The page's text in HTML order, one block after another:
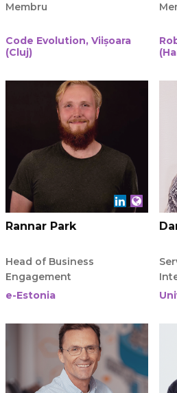
Membru
Code Evolution, Viișoara
(Cluj)
Rannar Park
Head of Business
Engagement
e-Estonia